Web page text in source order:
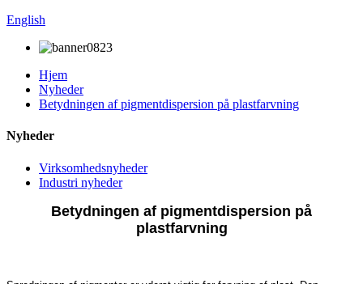
English
Hjem
Nyheder
Betydningen af ​​pigmentdispersion på plastfarvning
Nyheder
Virksomhedsnyheder
Industri nyheder
Betydningen af ​​pigmentdispersion på
plastfarvning